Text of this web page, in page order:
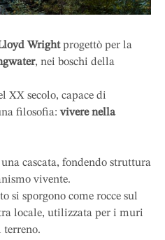
Wrightprogettò per la
, nei boschi della
XX secolo, capace di
filosofia:vivere nella
cascata, fondendo struttura
vivente.
si sporgono come rocce sul
locale, utilizzata per i muri
terreno.